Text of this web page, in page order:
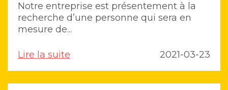
Notre entreprise est présentement à la
recherche d’une personne qui sera en
mesure de...
Lire la suite 2021-03-23